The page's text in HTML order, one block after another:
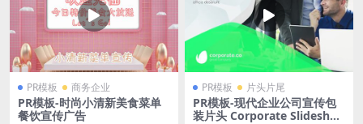
PR模板 商务企业
PR模板-时尚小清新美食菜单
餐饮宣传广告
PR模板 片头片尾
PR模板-现代企业公司宣传包
装片头 Corporate Slidesho